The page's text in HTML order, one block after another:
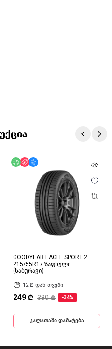
უფასო მიწოდება
ფასდაკლება
GOODYEAR EAGLE SPORT 2
215/55R17 ზაფხული
(საბურავი)
12 ₾-დან თვეში
249 ₾ 380 ₾ -34%
კალათაში დამატება